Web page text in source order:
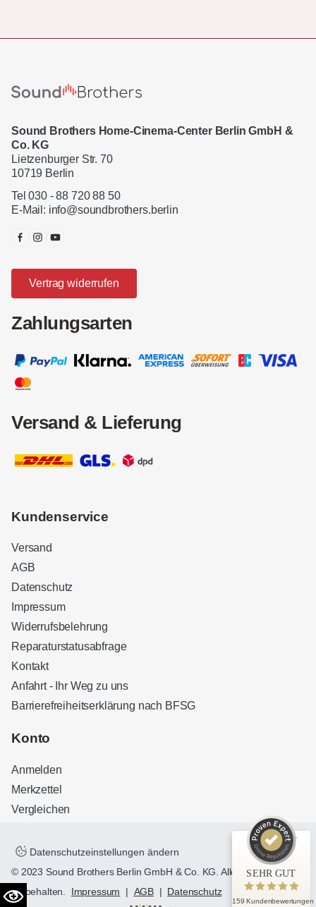
Sound Brothers Home-Cinema-Center Berlin GmbH &
Co. KG
Lietzenburger Str. 70
10719 Berlin
Tel 030 - 88 720 88 50
E-Mail: info@soundbrothers.berlin
Vertrag widerrufen
Zahlungsarten
Versand & Lieferung
Kundenservice
Versand
AGB
Datenschutz
Impressum
Widerrufsbelehrung
Reparaturstatusabfrage
Kontakt
Anfahrt - Ihr Weg zu uns
Barrierefreiheitserklärung nach BFSG
Konto
Anmelden
Merkzettel
Vergleichen
Datenschutzeinstellungen ändern
© 2023 Sound Brothers Berlin GmbH & Co. KG. Alle Rechte
vorbehalten. Impressum | AGB | Datenschutz
SEHR GUT
159 Kundenbewertungen
Kundenbewertungen und Erfahrungen zu
32
Bewertungen auf
ProvenExpert.com
Blick aufs ProvenExpert-Profil werfen